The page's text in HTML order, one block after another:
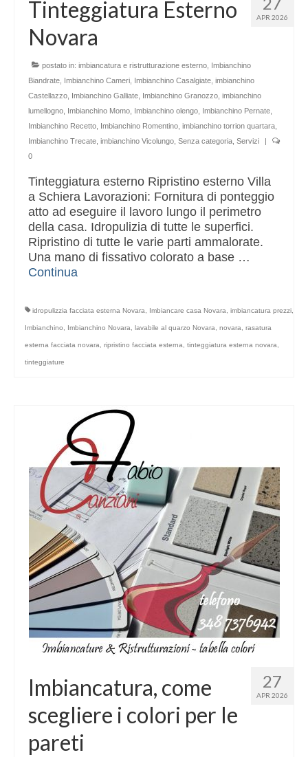
Altri servizi
Cartongesso
Controsoffitti
Posa pavimento laminato
Muratura
APR 2026
Tinteggiatura Esterno
Novara
postato in: imbiancatura e ristrutturazione esterno, Imbianchino
Biandrate, Imbianchino Cameri, Imbianchino Casalgiate, imbianchino
Castellazzo, Imbianchino Galliate, Imbianchino Granozzo, imbianchino
lumellogno, Imbianchino Momo, Imbianchino olengo, Imbianchino Pernate,
Imbianchino Recetto, Imbianchino Romentino, imbianchino torrion quartara,
Imbianchino Trecate, imbianchino Vicolungo, Senza categoria, Servizi
0
Tinteggiatura esterno Ripristino esterno Villa
a Schiera Lavorazioni: Fornitura di ponteggio
atto ad eseguire il lavoro lungo il perimetro
della casa. Idropulizia di tutte le superfici.
Ripristino di tutte le varie parti ammalorate.
Una mano di fissativo colorato a base …
Continua
idropulizzia facciata esterna Novara, Imbiancare casa Novara, imbiancatura prezzi,
Imbianchino, Imbianchino Novara, lavabile al quarzo Novara, novara, rasatura
esterna facciata novara, ripristino facciata esterna, tinteggiatura esterna novara,
tinteggiature
27
APR 2026
Imbiancatura, come
scegliere i colori per le
pareti